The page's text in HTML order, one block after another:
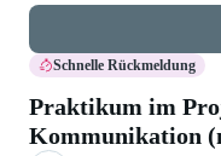
Schnelle Rückmeldung
Praktikum im
Kommunikation